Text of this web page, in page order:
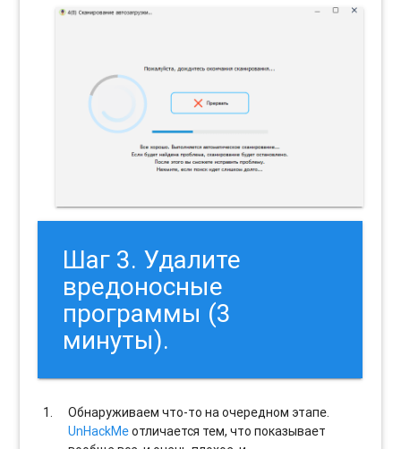
Шаг 3. Удалите
вредоносные
программы (3
минуты).
Обнаруживаем что-то на очередном этапе.
UnHackMeотличается тем, что показывает